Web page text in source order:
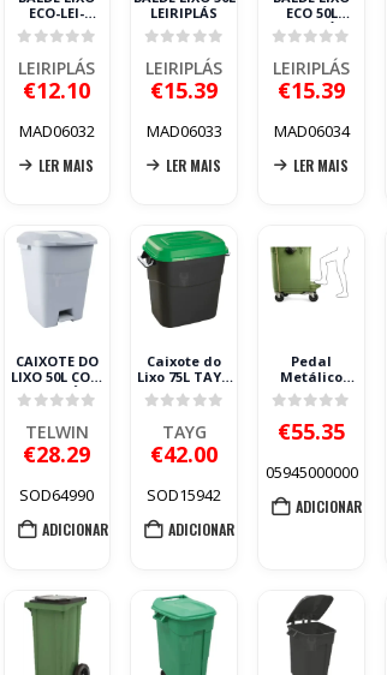
ECO-LEI-
35L400435VD
LEIRIPLÁS
out of 5
LEIRIPLÁS
€12.10
MAD06032
LER MAIS
LEIRIPLÁS
out of 5
LEIRIPLÁS
€15.39
MAD06033
LER MAIS
ECO 50L
LEIRIPLÁS
out of 5
LEIRIPLÁS
€15.39
MAD06034
LER MAIS
CAIXOTE DO
LIXO 50L COM
TAMPA PÉDAL
E PEGAS
LATERAIS
TAYG
TELWIN
€28.29
SOD64990
ADICIONAR
Caixote do
Lixo 75L TAYG
com Tampa
Verde e Fecho
de Segurança
TAYG
€42.00
SOD15942
ADICIONAR
Pedal
Metálico
Galvanizado
para
Contentor 800L
€55.35
05945000000
ADICIONAR